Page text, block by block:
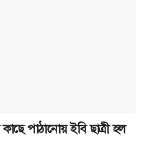
পাঠানোয় ইবি ছাত্রী হল